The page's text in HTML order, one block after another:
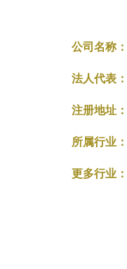
公司名称：
法人代表：
注册地址：
所属行业：
更多行业：